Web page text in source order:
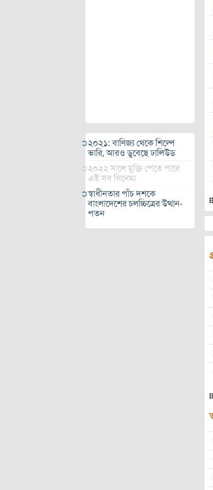
২০২১: বাণিজ্য থেকে শিল্পে
ভারি, আরও ডুবেছে ঢালিউড
২০২২ সালে মুক্তি পেতে পারে
এই সব সিনেমা
স্বাধীনতার পাঁচ দশকে
বাংলাদেশের চলচ্চিত্রের উত্থান-
পতন